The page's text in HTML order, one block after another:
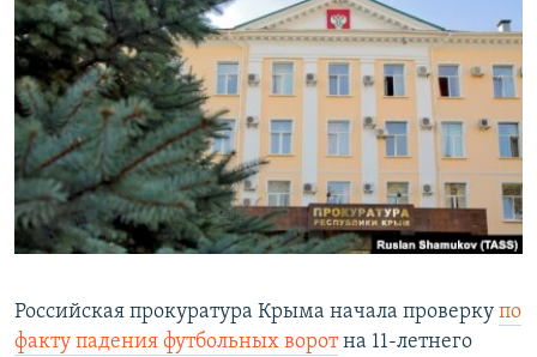
СОВЕТЫ ПРАВОЗАЩИТНИКОВ
ПРОПАВШИЕ БЕЗ ВЕСТИ
ПОБЕДИТЕЛЕЙ НЕ СУДЯТ?
КРЫМ.НЕПОКОРЕННЫЙ
ELIFBE
УКРАИНСКАЯ ПРОБЛЕМА КРЫМА
Українською
Qırımtatar
ПРИСОЕДИНЯЙТЕСЬ!
Российская прокуратура Крыма начала проверку по
факту падения футбольных воротна 11-летнего